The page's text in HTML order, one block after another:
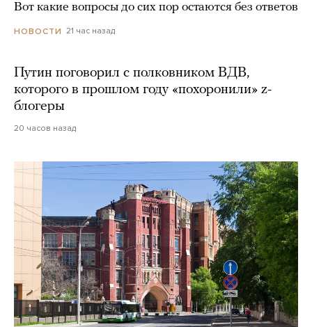
Вот какие вопросы до сих пор остаются без ответов
НОВОСТИ 21 час назад
Путин поговорил с полковником ВДВ,
которого в прошлом году «похоронили» z-
блогеры
20 часов назад